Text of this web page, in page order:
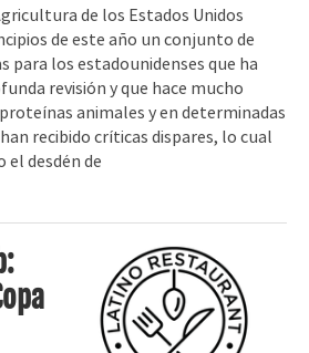
de los Estados Unidos
de este año un conjunto de
para los estadounidenses que ha
revisión y que hace mucho
animales y en determinadas
recibido críticas dispares, lo cual
el desdén de